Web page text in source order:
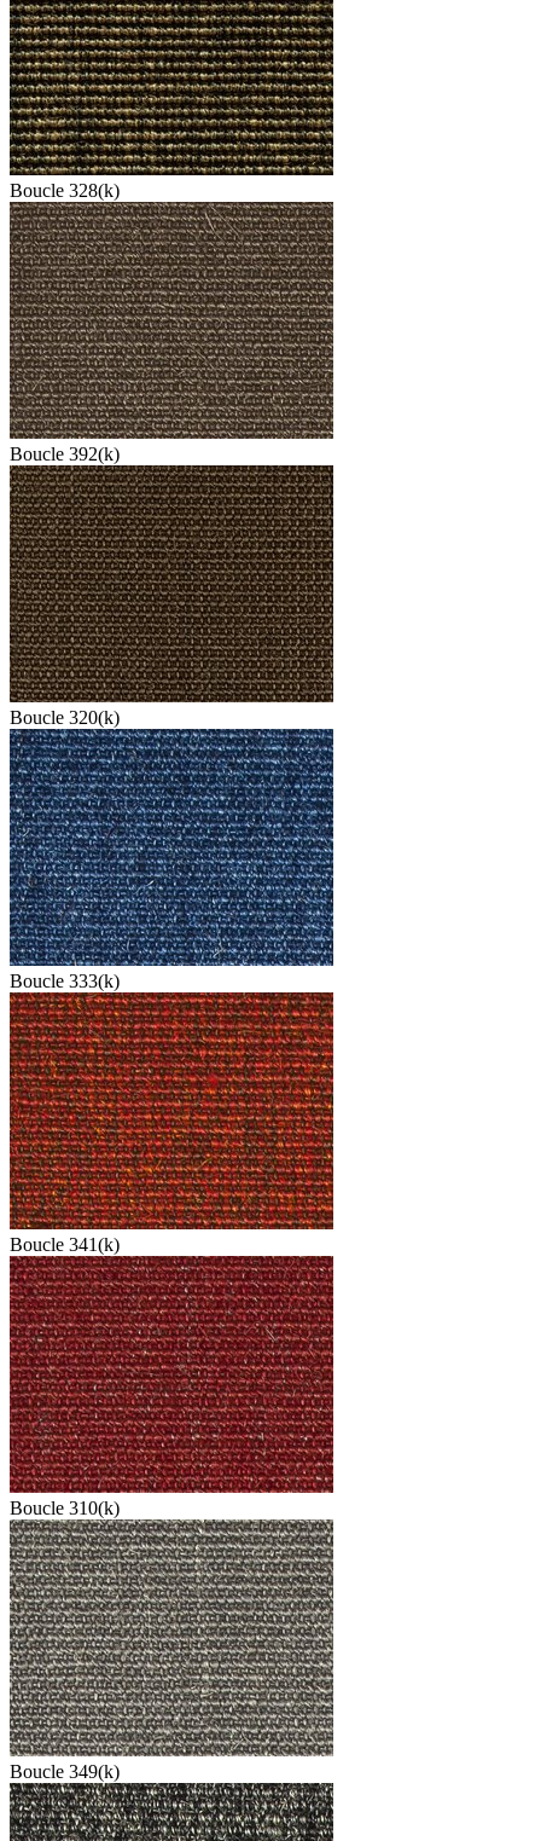
Boucle 328(k)
Boucle 392(k)
Boucle 320(k)
Boucle 333(k)
Boucle 341(k)
Boucle 310(k)
Boucle 349(k)